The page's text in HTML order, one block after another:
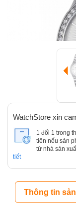
WatchStore xin
1 đổi 1 trong
tiên nếu sản
từ nhà sản
tiết
Thông tin